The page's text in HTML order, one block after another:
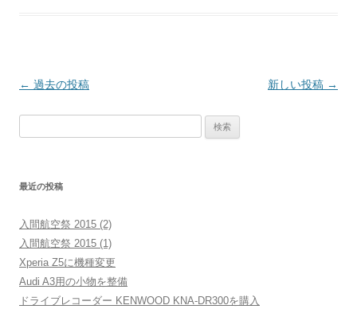
投
シ
ョ
ン
← 過去の投稿 新しい投稿 →
最近の投稿
入間航空祭 2015 (2)
入間航空祭 2015 (1)
Xperia Z5に機種変更
Audi A3用の小物を整備
ドライブレコーダー KENWOOD KNA-DR300を購入